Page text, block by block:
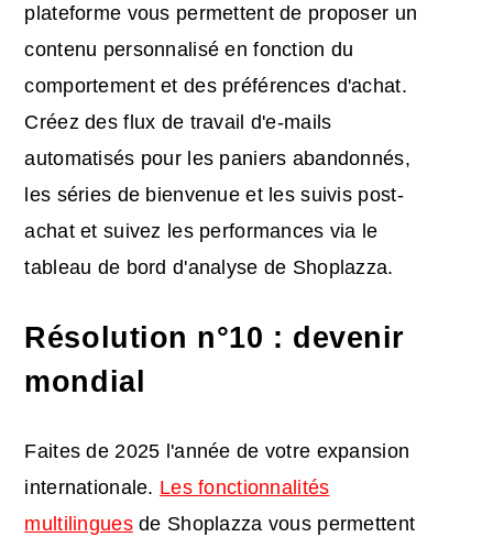
plateforme vous permettent de proposer un
contenu personnalisé en fonction du
comportement et des préférences d'achat.
Créez des flux de travail d'e-mails
automatisés pour les paniers abandonnés,
les séries de bienvenue et les suivis post-
achat et suivez les performances via le
tableau de bord d'analyse de Shoplazza.
Résolution n°10 : devenir
mondial
Faites de 2025 l'année de votre expansion
internationale. Les fonctionnalités
multilinguesde Shoplazza vous permettent